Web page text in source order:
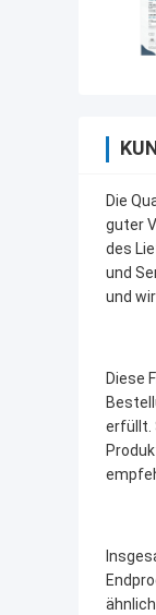
Die
guter
des
und
und
Diese
erfüllt.